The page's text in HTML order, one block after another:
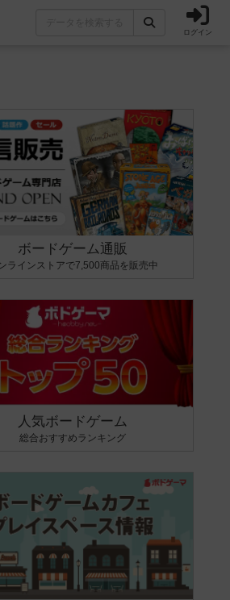
ログイン
ボードゲーム通販
ラインストアで7,500商品を販売中
人気ボードゲーム
総合おすすめランキング